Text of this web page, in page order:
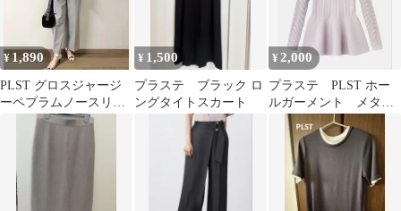
¥1,890
PLST グロスジャージ
ーペプラムノースリー
ブTシャツ
¥ 1,500
プラステ ブラック ロ
ングタイトスカート
¥2,000
プラステ PLST ホー
ルガーメント メタリ
ックネック ニット
ペプラム